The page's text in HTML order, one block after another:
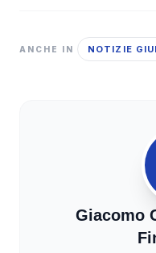
ANCHE IN NOTIZIE
Giacomo